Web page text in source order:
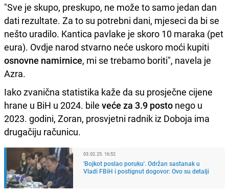
"Sve je skupo, preskupo, ne može to samo jedan dan
dati rezultate. Za to su potrebni dani, mjeseci da bi se
nešto uradilo. Kantica pavlake je skoro 10 maraka (pet
eura). Ovdje narod stvarno neće uskoro moći kupiti
osnovne namirnice, mi se trebamo boriti", navela je
Azra.
Iako zvanična statistika kaže da su prosječne cijene
hrane u BiH u 2024. bile veće za 3.9 posto nego u
2023. godini, Zoran, prosvjetni radnik iz Doboja ima
drugačiju računicu.
03.02.25. 16:52
'Bojkot poslao poruku'. Održan sastanak u
Vladi FBiH i postignut dogovor: Ovo su detalji